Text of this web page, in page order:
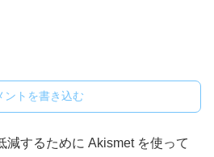
ントを書き込む
減するために Akismet を使って